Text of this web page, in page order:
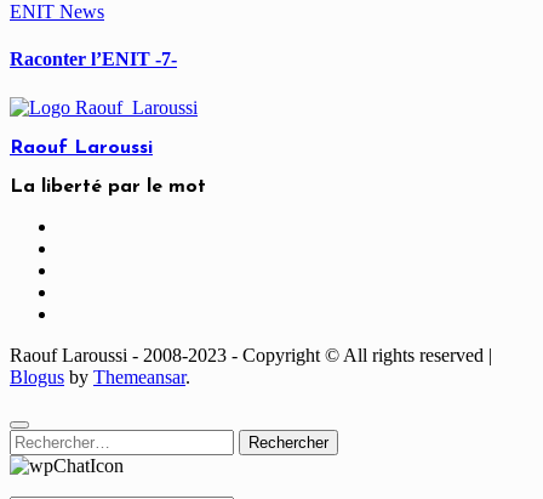
ENIT News
Raconter l’ENIT -7-
Raouf Laroussi
La liberté par le mot
Raouf Laroussi - 2008-2023 - Copyright © All rights reserved |
Blogus by Themeansar.
Rechercher :